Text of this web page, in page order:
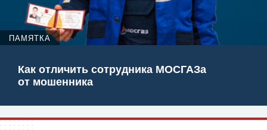
ПАМЯТКА
Как отличить сотрудника МОСГАЗа
от мошенника